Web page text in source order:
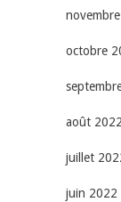
octobre
août 2022
juillet
juin 2022